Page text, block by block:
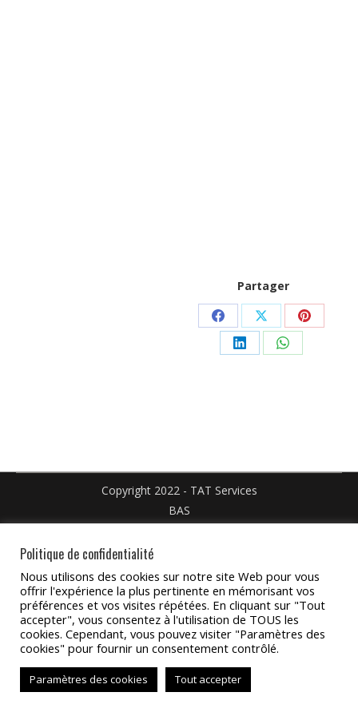
Partager
Partager
sur
Partager
sur
Partager
PartagerPartager
Copyright 2022 - TAT Services
BAS
Politique de confidentialité
Nous utilisons des cookies sur notre site Web pour vous
offrir l'expérience la plus pertinente en mémorisant vos
préférences et vos visites répétées. En cliquant sur "Tout
accepter", vous consentez à l'utilisation de TOUS les
cookies. Cependant, vous pouvez visiter "Paramètres des
cookies" pour fournir un consentement contrôlé.
Paramètres des cookies Tout accepter